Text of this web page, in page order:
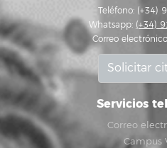
Teléfono: (+34)
Whatsapp: (+34)
Correo
Solicitar
Servicios
Correo
Campus